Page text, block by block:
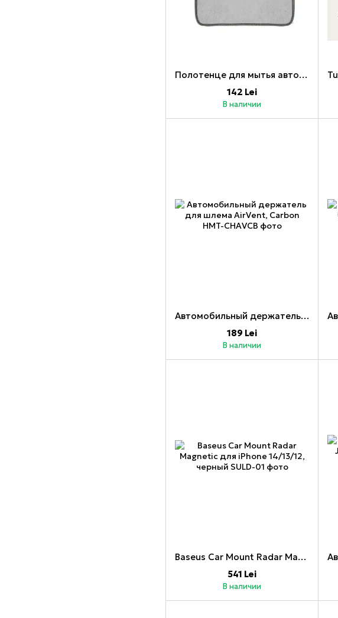
Полотенце для мытья автомобиля Baseus Easy Life (40*40 см, две упаковки), серое
142 Lei
В наличии
Автомобильный держатель для шлема AirVent, Carbon
189 Lei
В наличии
Baseus Car Mount Radar Magnetic для iPhone 14/13/12, черный
541 Lei
В наличии